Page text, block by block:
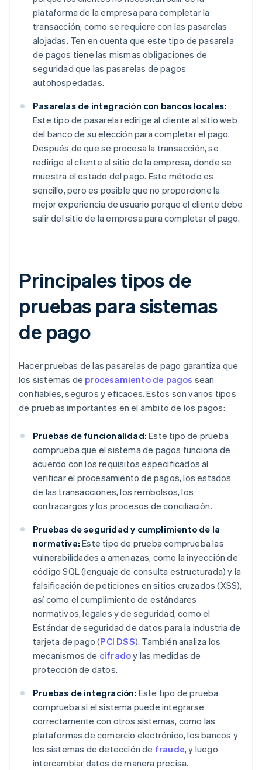
plataforma de la empresa para completar la
transacción, como se requiere con las pasarelas
alojadas. Ten en cuenta que este tipo de pasarela
de pagos tiene las mismas obligaciones de
seguridad que las pasarelas de pagos
autohospedadas.
Pasarelas de integración con bancos locales:
Este tipo de pasarela redirige al cliente al sitio web
del banco de su elección para completar el pago.
Después de que se procesa la transacción, se
redirige al cliente al sitio de la empresa, donde se
muestra el estado del pago. Este método es
sencillo, pero es posible que no proporcione la
mejor experiencia de usuario porque el cliente debe
salir del sitio de la empresa para completar el pago.
Principales tipos de
pruebas para sistemas
de pago
Hacer pruebas de las pasarelas de pago garantiza que
los sistemas de procesamiento de pagos sean
confiables, seguros y eficaces. Estos son varios tipos
de pruebas importantes en el ámbito de los pagos:
Pruebas de funcionalidad: Este tipo de prueba
comprueba que el sistema de pagos funciona de
acuerdo con los requisitos especificados al
verificar el procesamiento de pagos, los estados
de las transacciones, los rembolsos, los
contracargos y los procesos de conciliación.
Pruebas de seguridad y cumplimiento de la
normativa: Este tipo de prueba comprueba las
vulnerabilidades a amenazas, como la inyección de
código SQL (lenguaje de consulta estructurada) y la
falsificación de peticiones en sitios cruzados (XSS),
así como el cumplimiento de estándares
normativos, legales y de seguridad, como el
Estándar de seguridad de datos para la industria de
tarjeta de pago (PCI DSS). También analiza los
mecanismos de cifradoy las medidas de
protección de datos.
Pruebas de integración: Este tipo de prueba
comprueba si el sistema puede integrarse
correctamente con otros sistemas, como las
plataformas de comercio electrónico, los bancos y
los sistemas de detección de fraude, y luego
intercambiar datos de manera precisa.